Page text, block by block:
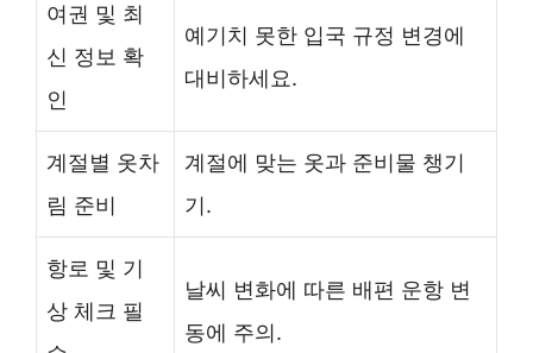
여권 및 최
신 정보 확
인
예기치 못한 입국 규정 변경에
대비하세요.
계절별 옷차
림 준비
계절에 맞는 옷과 준비물 챙기
기.
항로 및 기
상 체크 필
날씨 변화에 따른 배편 운항 변
동에 주의.